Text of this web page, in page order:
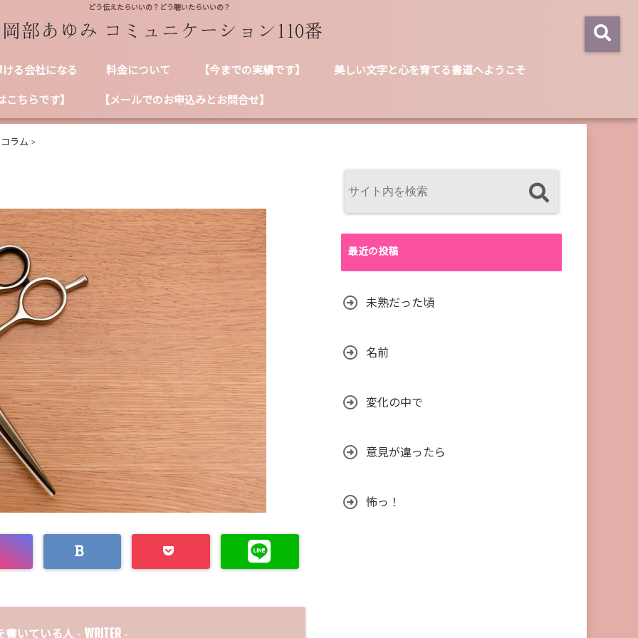
どう伝えたらいいの？どう聴いたらいいの？
る会社になる 料金について 【今までの実績です】 美しい文字と心を育てる書道へようこそ
こちらです】 【メールでのお申込みとお問合せ】
ラム >
書いている人 - WRITER -
最近の投稿
未熟だった頃
名前
変化の中で
意見が違ったら
怖っ！